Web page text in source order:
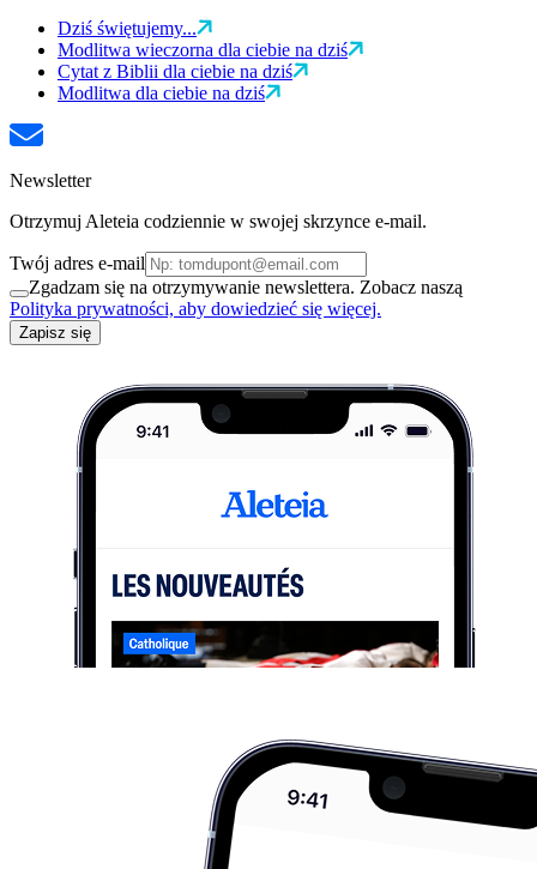
Dziś świętujemy...
Modlitwa wieczorna dla ciebie na dziś
Cytat z Biblii dla ciebie na dziś
Modlitwa dla ciebie na dziś
Newsletter
Otrzymuj Aleteia codziennie w swojej skrzynce e-mail.
Twój adres e-mail
Zgadzam się na otrzymywanie newslettera. Zobacz naszą
Polityka prywatności, aby dowiedzieć się więcej.
Zapisz się